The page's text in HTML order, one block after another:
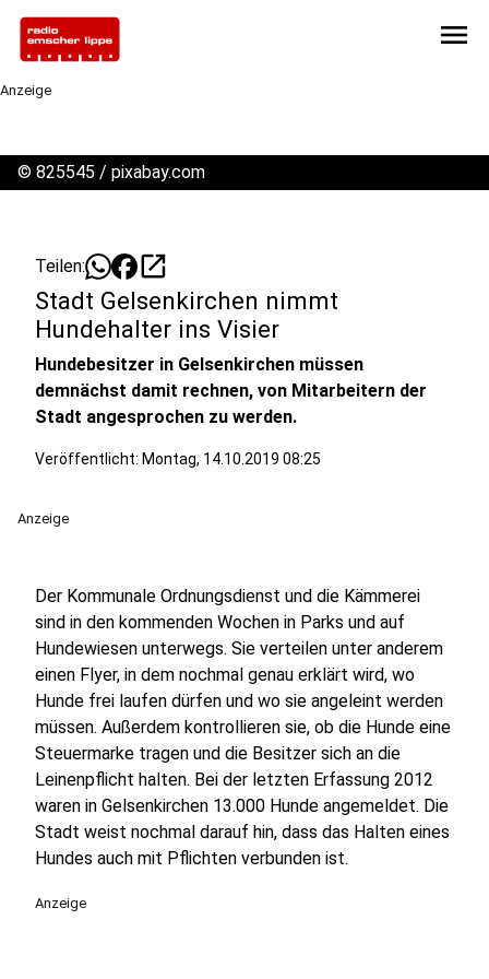
menu
Anzeige
© 825545 / pixabay.com
Teilen: open_in_new
Stadt Gelsenkirchen nimmt
Hundehalter ins Visier
Hundebesitzer in Gelsenkirchen müssen
demnächst damit rechnen, von Mitarbeitern der
Stadt angesprochen zu werden.
Veröffentlicht: Montag, 14.10.2019 08:25
Anzeige
Der Kommunale Ordnungsdienst und die Kämmerei
sind in den kommenden Wochen in Parks und auf
Hundewiesen unterwegs. Sie verteilen unter anderem
einen Flyer, in dem nochmal genau erklärt wird, wo
Hunde frei laufen dürfen und wo sie angeleint werden
müssen. Außerdem kontrollieren sie, ob die Hunde eine
Steuermarke tragen und die Besitzer sich an die
Leinenpflicht halten. Bei der letzten Erfassung 2012
waren in Gelsenkirchen 13.000 Hunde angemeldet. Die
Stadt weist nochmal darauf hin, dass das Halten eines
Hundes auch mit Pflichten verbunden ist.
Anzeige